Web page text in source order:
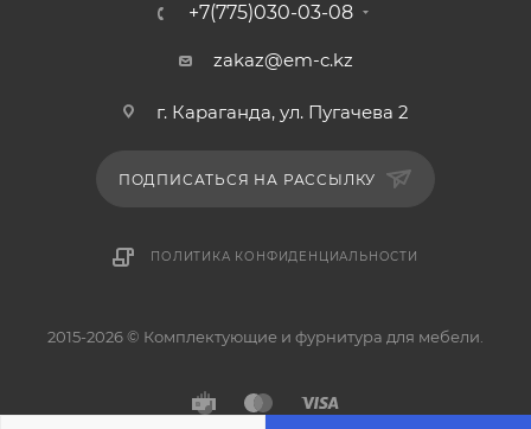
+7(775)030-03-08
zakaz@em-c.kz
г. Караганда, ул. Пугачева 2
ПОДПИСАТЬСЯ НА РАССЫЛКУ
ПОЛИТИКА КОНФИДЕНЦИАЛЬНОСТИ
2015-2026 © Комплектующие и фурнитура для мебели.